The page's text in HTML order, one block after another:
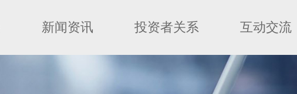
新闻资讯 投资者关系 互动交流